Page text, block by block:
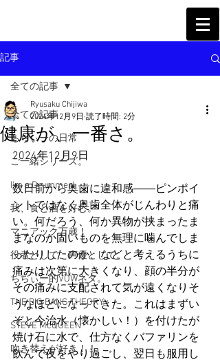
記事
全ての記事
ちぢぃーの日常
ご一緒シリーズ。
I'm a Drummer!
我、食と酒を好む。
マニアック万歳！
役者として、声優として。
ちぢぃー的VOWネタ。
THE BIG BANG THEORY
STEVE McQUEEN
吹き替えが好き！！
全ての記事
健康が、一番さ。
Ryusaku Chijiwa
2024年12月9日 読了時間: 2分
2024年12月9日
数日前から奥歯に違和感――ピンポイ
ントではなく奥歯全体がじんわりと痛
い。何だろう、何か異物が挟まったま
まなのか固いものを無理に噛んでしま
ったりしたのか、などと考えるうちに
痛みは次第に大きくなり、顔の半分が
その痛みに支配されて気が遠くなりそ
うなほどになってきた。これはまずい
ぞと今治水（懐かしい！）を付けたが
焼け石に水で、仕方なくバファリンを
飲んで夜をやり過ごし、翌日も服用し